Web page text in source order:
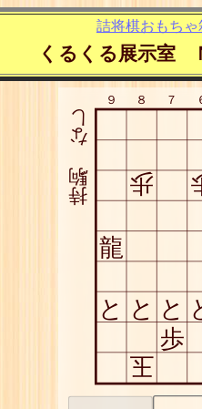
詰将棋おもちゃ
くるくる展示室
９ ８ ７
歩
龍
と と と
歩
玉
し
な
駒
持